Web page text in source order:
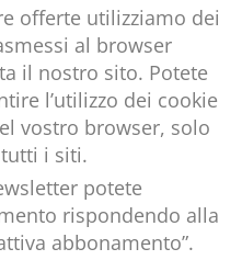
offerte utilizziamo dei
al browser
il nostro sito. Potete
l’utilizzo dei cookie
vostro browser, solo
i siti.
potete
rispondendo alla
abbonamento”.